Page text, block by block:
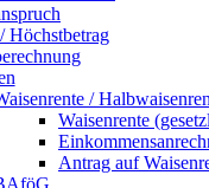
Höchstbetrag
/
Waisenrente
Antrag auf